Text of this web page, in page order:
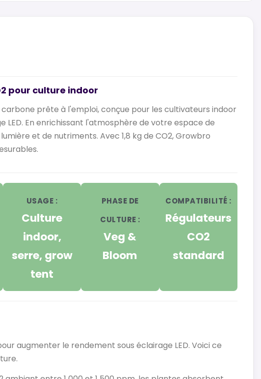
pour culture indoor
prête à l'emploi, conçue pour les cultivateurs indoor
En enrichissant l'atmosphère de votre espace de
et de nutriments. Avec 1,8 kg de CO2, Growbro
USAGE :
Culture
indoor,
serre, grow
tent
PHASE DE
CULTURE :
Veg &
Bloom
COMPATIBILITÉ :
Régulateurs
CO2
standard
augmenter le rendement sous éclairage LED. Voici ce